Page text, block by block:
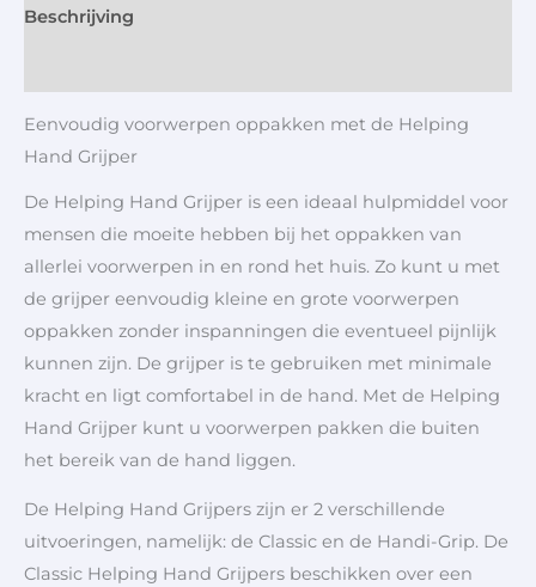
Beschrijving
Eenvoudig voorwerpen oppakken met de Helping
Hand Grijper
De Helping Hand Grijper is een ideaal hulpmiddel voor
mensen die moeite hebben bij het oppakken van
allerlei voorwerpen in en rond het huis. Zo kunt u met
de grijper eenvoudig kleine en grote voorwerpen
oppakken zonder inspanningen die eventueel pijnlijk
kunnen zijn. De grijper is te gebruiken met minimale
kracht en ligt comfortabel in de hand. Met de Helping
Hand Grijper kunt u voorwerpen pakken die buiten
het bereik van de hand liggen.
De Helping Hand Grijpers zijn er 2 verschillende
uitvoeringen, namelijk: de Classic en de Handi-Grip. De
Classic Helping Hand Grijpers beschikken over een